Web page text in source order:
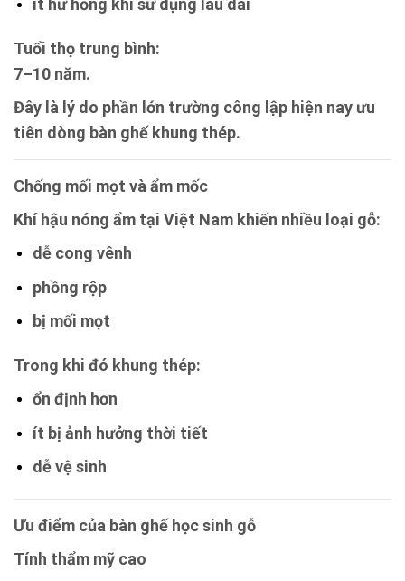
ít hư hỏng khi sử dụng lâu dài
Tuổi thọ trung bình:
7–10 năm.
Đây là lý do phần lớn trường công lập hiện nay ưu
tiên dòng bàn ghế khung thép.
Chống mối mọt và ẩm mốc
Khí hậu nóng ẩm tại Việt Nam khiến nhiều loại gỗ:
dễ cong vênh
phồng rộp
bị mối mọt
Trong khi đó khung thép:
ổn định hơn
ít bị ảnh hưởng thời tiết
dễ vệ sinh
Ưu điểm của bàn ghế học sinh gỗ
Tính thẩm mỹ cao